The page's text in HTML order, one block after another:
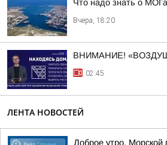
Что надо знать о
Вчера, 18:20
ВНИМАНИЕ!
02:45
ЛЕНТА НОВОСТЕЙ
Доброе утро. Морской